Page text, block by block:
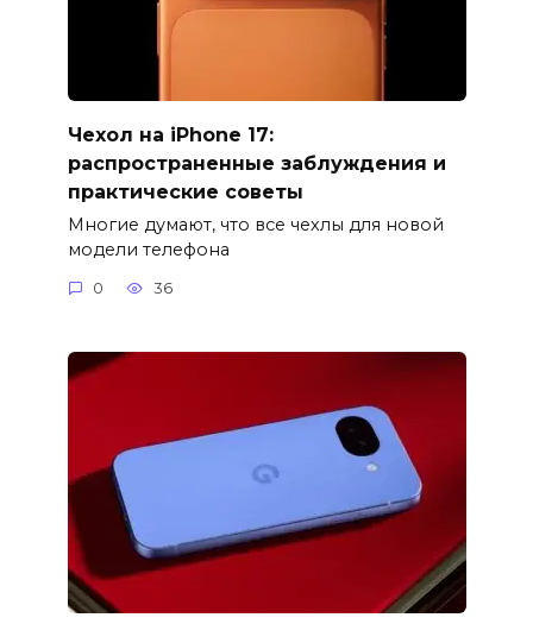
Чехол на iPhone 17:
распространенные заблуждения и
практические советы
Многие думают, что все чехлы для новой
модели телефона
0 36